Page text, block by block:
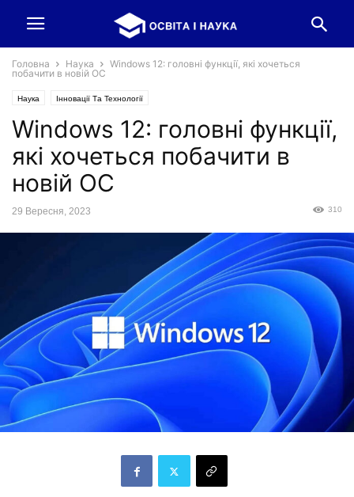
Головна Наука
Windows 12: головні функції, які хочеться
побачити в новій ОС
Наука Інновації Та Технології
Windows 12: головні функції,
які хочеться побачити в
новій ОС
29 Вересня, 2023 310